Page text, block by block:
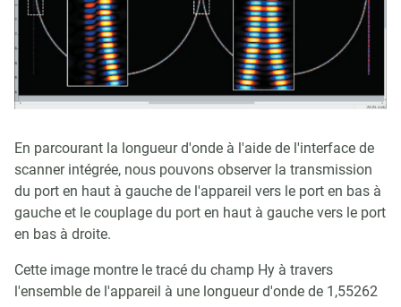
En parcourant la longueur d'onde à l'aide de l'interface de
scanner intégrée, nous pouvons observer la transmission
du port en haut à gauche de l'appareil vers le port en bas à
gauche et le couplage du port en haut à gauche vers le port
en bas à droite.
Cette image montre le tracé du champ Hy à travers
l'ensemble de l'appareil à une longueur d'onde de 1,55262